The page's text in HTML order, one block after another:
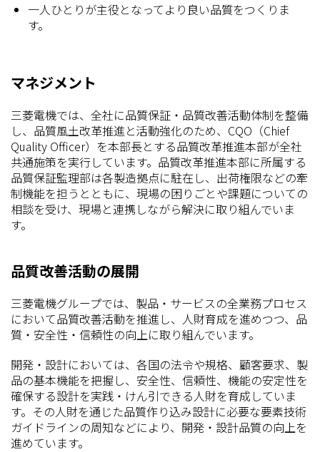
一人ひとりが主役となってより良い品質をつくりま
す。
マネジメント
三菱電機では、全社に品質保証・品質改善活動体制を整備
し、品質風土改革推進と活動強化のため、CQO（Chief
Quality Officer）を本部長とする品質改革推進本部が全社
共通施策を実行しています。品質改革推進本部に所属する
品質保証監理部は各製造拠点に駐在し、出荷権限などの牽
制機能を担うとともに、現場の困りごとや課題についての
相談を受け、現場と連携しながら解決に取り組んでいま
す。
品質改善活動の展開
三菱電機グループでは、製品・サービスの全業務プロセス
において品質改善活動を推進し、人財育成を進めつつ、品
質・安全性・信頼性の向上に取り組んでいます。
開発・設計においては、各国の法令や規格、顧客要求、製
品の基本機能を把握し、安全性、信頼性、機能の安定性を
確保する設計を実践・けん引できる人財を育成していま
す。その人財を通じた品質作り込み設計に必要な要素技術
ガイドラインの周知などにより、開発・設計品質の向上を
進めています。